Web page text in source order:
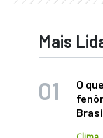
Mais
O